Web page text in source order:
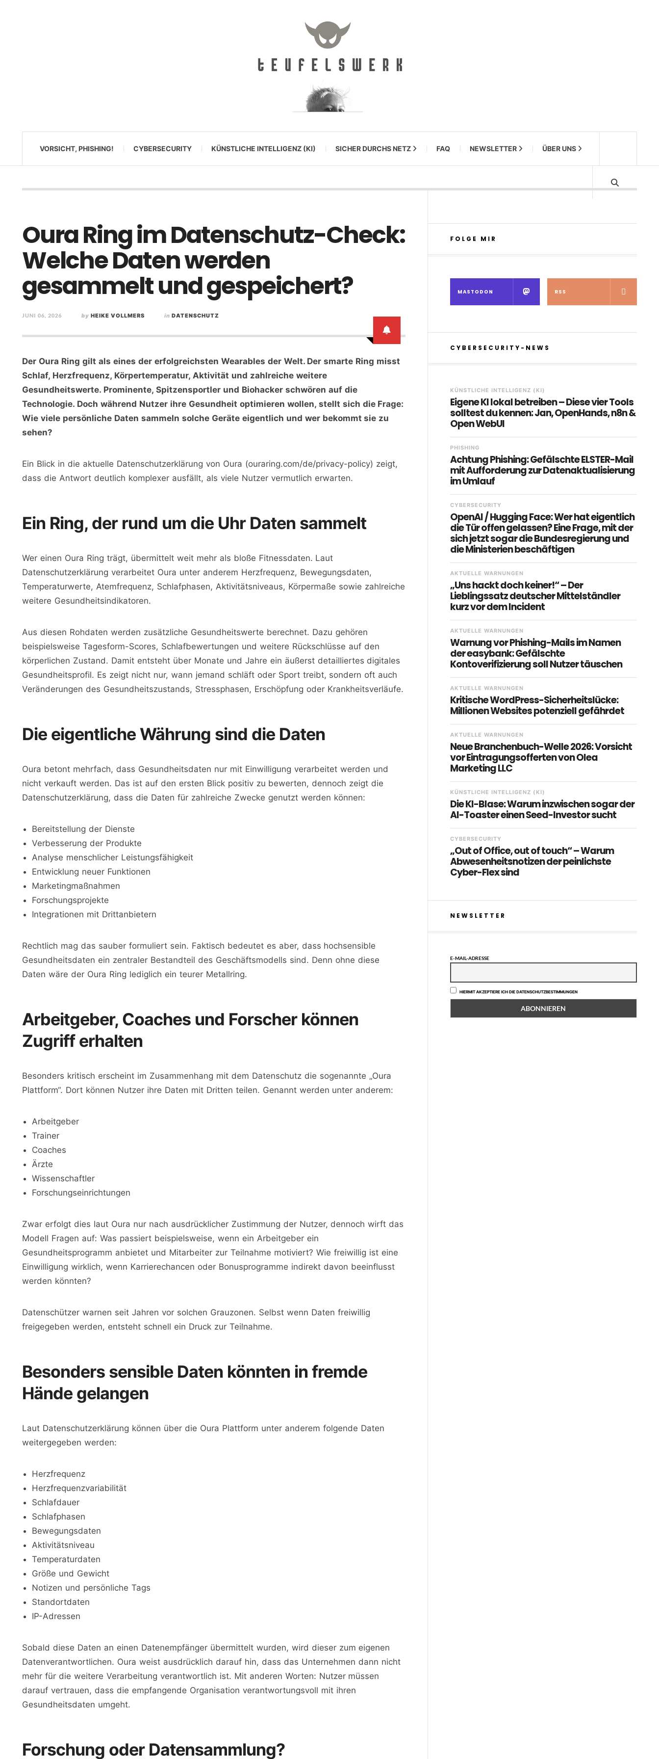
VORSICHT, PHISHING! CYBERSECURITY KÜNSTLICHE INTELLIGENZ (KI) SICHER DURCHS NETZ FAQ NEWSLETTER ÜBER UNS
Oura Ring im Datenschutz-Check:
Welche Daten werden
gesammelt und gespeichert?
JUNI 06, 2026 by HEIKE VOLLMERS in DATENSCHUTZ
Der Oura Ring gilt als eines der erfolgreichsten Wearables der Welt. Der smarte Ring misst
Schlaf, Herzfrequenz, Körpertemperatur, Aktivität und zahlreiche weitere
Gesundheitswerte. Prominente, Spitzensportler und Biohacker schwören auf die
Technologie. Doch während Nutzer ihre Gesundheit optimieren wollen, stellt sich die Frage:
Wie viele persönliche Daten sammeln solche Geräte eigentlich und wer bekommt sie zu
sehen?
Ein Blick in die aktuelle Datenschutzerklärung von Oura (ouraring.com/de/privacy-policy) zeigt,
dass die Antwort deutlich komplexer ausfällt, als viele Nutzer vermutlich erwarten.
Ein Ring, der rund um die Uhr Daten sammelt
Wer einen Oura Ring trägt, übermittelt weit mehr als bloße Fitnessdaten. Laut
Datenschutzerklärung verarbeitet Oura unter anderem Herzfrequenz, Bewegungsdaten,
Temperaturwerte, Atemfrequenz, Schlafphasen, Aktivitätsniveaus, Körpermaße sowie zahlreiche
weitere Gesundheitsindikatoren.
Aus diesen Rohdaten werden zusätzliche Gesundheitswerte berechnet. Dazu gehören
beispielsweise Tagesform-Scores, Schlafbewertungen und weitere Rückschlüsse auf den
körperlichen Zustand. Damit entsteht über Monate und Jahre ein äußerst detailliertes digitales
Gesundheitsprofil. Es zeigt nicht nur, wann jemand schläft oder Sport treibt, sondern oft auch
Veränderungen des Gesundheitszustands, Stressphasen, Erschöpfung oder Krankheitsverläufe.
Die eigentliche Währung sind die Daten
Oura betont mehrfach, dass Gesundheitsdaten nur mit Einwilligung verarbeitet werden und
nicht verkauft werden. Das ist auf den ersten Blick positiv zu bewerten, dennoch zeigt die
Datenschutzerklärung, dass die Daten für zahlreiche Zwecke genutzt werden können:
Bereitstellung der Dienste
Verbesserung der Produkte
Analyse menschlicher Leistungsfähigkeit
Entwicklung neuer Funktionen
Marketingmaßnahmen
Forschungsprojekte
Integrationen mit Drittanbietern
Rechtlich mag das sauber formuliert sein. Faktisch bedeutet es aber, dass hochsensible
Gesundheitsdaten ein zentraler Bestandteil des Geschäftsmodells sind. Denn ohne diese
Daten wäre der Oura Ring lediglich ein teurer Metallring.
Arbeitgeber, Coaches und Forscher können
Zugriff erhalten
Besonders kritisch erscheint im Zusammenhang mit dem Datenschutz die sogenannte „Oura
Plattform“. Dort können Nutzer ihre Daten mit Dritten teilen. Genannt werden unter anderem:
Arbeitgeber
Trainer
Coaches
Ärzte
Wissenschaftler
Forschungseinrichtungen
Zwar erfolgt dies laut Oura nur nach ausdrücklicher Zustimmung der Nutzer, dennoch wirft das
Modell Fragen auf: Was passiert beispielsweise, wenn ein Arbeitgeber ein
Gesundheitsprogramm anbietet und Mitarbeiter zur Teilnahme motiviert? Wie freiwillig ist eine
Einwilligung wirklich, wenn Karrierechancen oder Bonusprogramme indirekt davon beeinflusst
werden könnten?
Datenschützer warnen seit Jahren vor solchen Grauzonen. Selbst wenn Daten freiwillig
freigegeben werden, entsteht schnell ein Druck zur Teilnahme.
Besonders sensible Daten könnten in fremde
Hände gelangen
Laut Datenschutzerklärung können über die Oura Plattform unter anderem folgende Daten
weitergegeben werden:
Herzfrequenz
Herzfrequenzvariabilität
Schlafdauer
Schlafphasen
Bewegungsdaten
Aktivitätsniveau
Temperaturdaten
Größe und Gewicht
Notizen und persönliche Tags
Standortdaten
IP-Adressen
Sobald diese Daten an einen Datenempfänger übermittelt wurden, wird dieser zum eigenen
Datenverantwortlichen. Oura weist ausdrücklich darauf hin, dass das Unternehmen dann nicht
mehr für die weitere Verarbeitung verantwortlich ist. Mit anderen Worten: Nutzer müssen
darauf vertrauen, dass die empfangende Organisation verantwortungsvoll mit ihren
Gesundheitsdaten umgeht.
Forschung oder Datensammlung?
FOLGE MIR
MASTODON RSS
CYBERSECURITY-NEWS
KÜNSTLICHE INTELLIGENZ (KI)
Eigene KI lokal betreiben – Diese vier Tools
solltest du kennen: Jan, OpenHands, n8n &
Open WebUI
PHISHING
Achtung Phishing: Gefälschte ELSTER-Mail
mit Aufforderung zur Datenaktualisierung
im Umlauf
CYBERSECURITY
OpenAI / Hugging Face: Wer hat eigentlich
die Tür offen gelassen? Eine Frage, mit der
sich jetzt sogar die Bundesregierung und
die Ministerien beschäftigen
AKTUELLE WARNUNGEN
„Uns hackt doch keiner!“ – Der
Lieblingssatz deutscher Mittelständler
kurz vor dem Incident
AKTUELLE WARNUNGEN
Warnung vor Phishing-Mails im Namen
der easybank: Gefälschte
Kontoverifizierung soll Nutzer täuschen
AKTUELLE WARNUNGEN
Kritische WordPress-Sicherheitslücke:
Millionen Websites potenziell gefährdet
AKTUELLE WARNUNGEN
Neue Branchenbuch-Welle 2026: Vorsicht
vor Eintragungsofferten von Olea
Marketing LLC
KÜNSTLICHE INTELLIGENZ (KI)
Die KI-Blase: Warum inzwischen sogar der
AI-Toaster einen Seed-Investor sucht
CYBERSECURITY
„Out of Office, out of touch“ – Warum
Abwesenheitsnotizen der peinlichste
Cyber-Flex sind
NEWSLETTER
E-MAIL-ADRESSE
HIERMIT AKZEPTIERE ICH DIE DATENSCHUTZBESTIMMUNGEN